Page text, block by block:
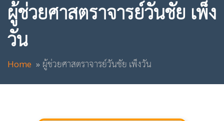
ผู้ช่วยศาสตราจารย์วันชัย เพ็ง
วัน
Home ผู้ช่วยศาสตราจารย์วันชัย เพ็งวัน